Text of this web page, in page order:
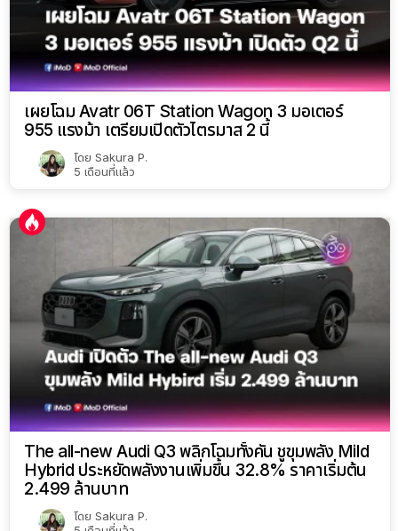
เผยโฉม Avatr 06T Station Wagon 3 มอเตอร์
955 แรงม้า เตรียมเปิดตัวไตรมาส 2 นี้
โดย Sakura P.
5 เดือนที่แล้ว
The all-new Audi Q3 พลิกโฉมทั้งคัน ชูขุมพลัง Mild
Hybrid ประหยัดพลังงานเพิ่มขึ้น 32.8% ราคาเริ่มต้น
2.499 ล้านบาท
โดย Sakura P.